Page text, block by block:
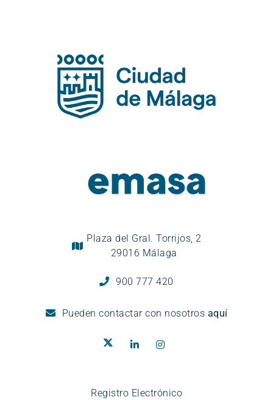
Plaza del Gral. Torrijos, 2
29016 Málaga
900 777 420
Pueden contactar con nosotros aquí
Registro Electrónico